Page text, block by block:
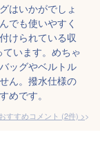
はいかがでしょ
でも使いやすく
けられている収
います。めちゃ
ッグやベルトル
ん。撥水仕様の
めです。
すすめコメント (2件) >